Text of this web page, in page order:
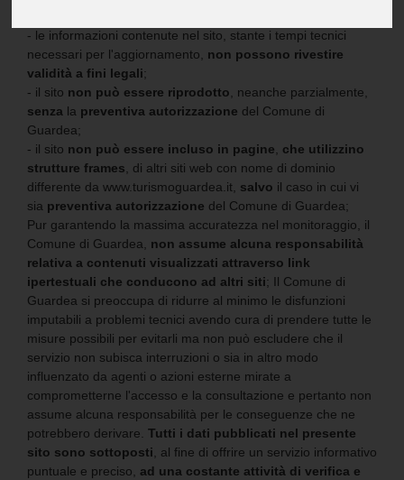
- le informazioni contenute nel sito, stante i tempi tecnici
necessari per l'aggiornamento, non possono rivestire
validità a fini legali;
- il sito non può essere riprodotto , neanche parzialmente,
senza la preventiva autorizzazione del Comune di
Guardea;
- il sito non può essere incluso in pagine
che utilizzino
strutture frames , di altri siti web con nome di dominio
differente da www.turismoguardea.it salvo il caso in cui vi
sia preventiva autorizzazione del Comune di Guardea;
Pur garantendo la massima accuratezza nel monitoraggio, il
Comune di Guardea
non assume alcuna responsabilità
relativa a contenuti visualizzati attraverso link
ipertestuali che conducono ad altri siti; Il Comune di
Guardea si preoccupa di ridurre al minimo le disfunzioni
imputabili a problemi tecnici avendo cura di prendere tutte le
misure possibili per evitarli ma non può escludere che il
servizio non subisca interruzioni o sia in altro modo
influenzato da agenti o azioni esterne mirate a
comprometterne l'accesso e la consultazione e pertanto non
assume alcuna responsabilità per le conseguenze che ne
potrebbero derivare. Tutti i dati pubblicati nel presente
sito sono sottoposti
al fine di offrire un servizio informativo
puntuale e preciso, ad una costante attività di verifica e